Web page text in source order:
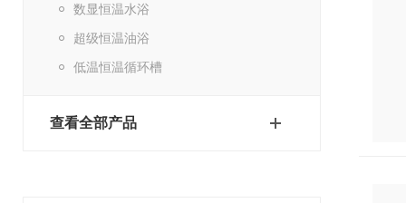
数显恒温水浴
超级恒温油浴
低温恒温循环槽
查看全部产品